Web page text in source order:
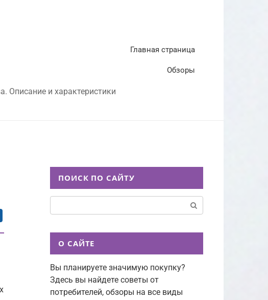
Описание и характеристики
Главная страница
Обзоры
ПОИСК ПО САЙТУ
О САЙТЕ
Вы планируете значимую покупку?
Здесь вы найдете советы от
потребителей, обзоры на все виды